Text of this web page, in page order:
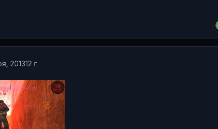
201312 г